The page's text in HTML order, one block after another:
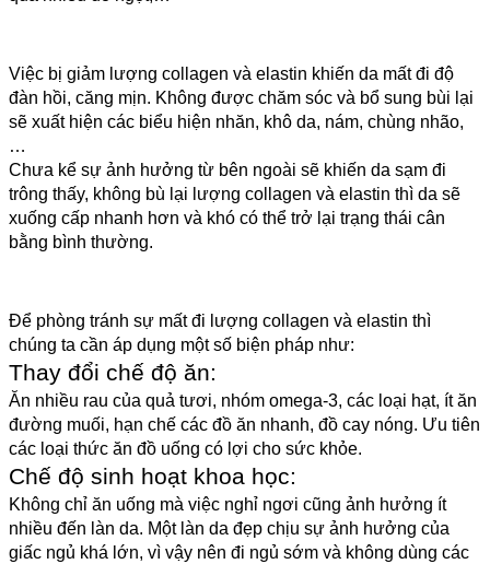
Việc bị giảm lượng collagen và elastin khiến da mất đi độ
đàn hồi, căng mịn. Không được chăm sóc và bổ sung bùi lại
sẽ xuất hiện các biểu hiện nhăn, khô da, nám, chùng nhão,
…
Chưa kể sự ảnh hưởng từ bên ngoài sẽ khiến da sạm đi
trông thấy, không bù lại lượng collagen và elastin thì da sẽ
xuống cấp nhanh hơn và khó có thể trở lại trạng thái cân
bằng bình thường.
Để phòng tránh sự mất đi lượng collagen và elastin thì
chúng ta cần áp dụng một số biện pháp như:
Thay đổi chế độ ăn:
Ăn nhiều rau của quả tươi, nhóm omega-3, các loại hạt, ít ăn
đường muối, hạn chế các đồ ăn nhanh, đồ cay nóng. Ưu tiên
các loại thức ăn đồ uống có lợi cho sức khỏe.
Chế độ sinh hoạt khoa học:
Không chỉ ăn uống mà việc nghỉ ngơi cũng ảnh hưởng ít
nhiều đến làn da. Một làn da đẹp chịu sự ảnh hưởng của
giấc ngủ khá lớn, vì vậy nên đi ngủ sớm và không dùng các